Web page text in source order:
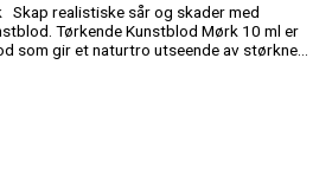
10 ml er
som gir et naturtro utseende av størknet
fargen gjør produktet ideelt når du
og blir smittefast, samtidig som det
høyglansfinish for et realistisk resultat.